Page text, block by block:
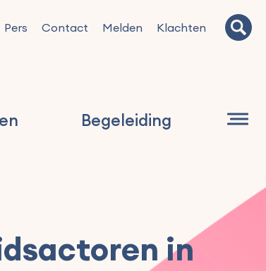
Pers Contact Melden Klachten
Begeleiding
in